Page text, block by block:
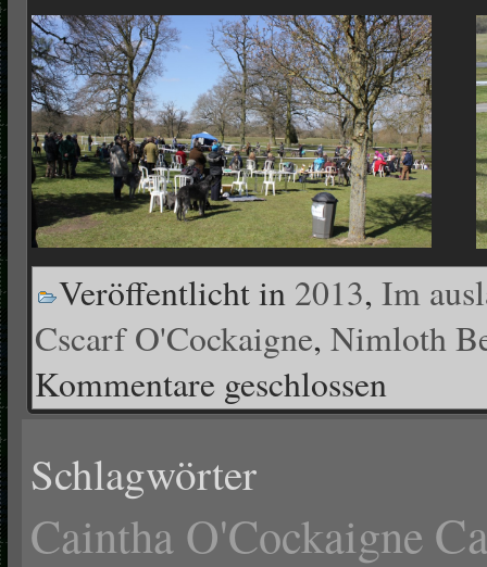
Veröffentlicht in 2013, Im
Cscarf O'Cockaigne, Nimloth
Kommentare geschlossen
Schlagwörter
Caintha O'Cockaigne